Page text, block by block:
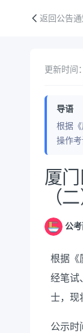
返回公告
更新时间
导语
根据
操作
公告正文
厦
（二
公
根据《
经笔试
士，现
公示时